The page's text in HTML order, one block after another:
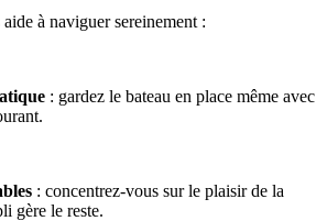
à naviguer sereinement :
: gardez le bateau en place même avec
: concentrez-vous sur le plaisir de la
gère le reste.